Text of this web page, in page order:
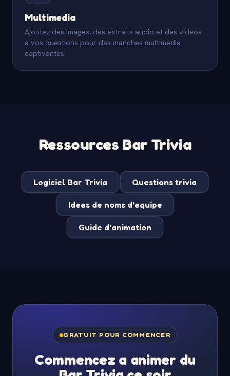
Multimedia
Ajoutez des images, des extraits audio et des videos
a vos questions pour des manches multimedia
captivantes.
Ressources Bar Trivia
Logiciel Bar Trivia Questions trivia
Idees de noms d'equipe
Guide d'animation
GRATUIT POUR COMMENCER
Commencez a animer du